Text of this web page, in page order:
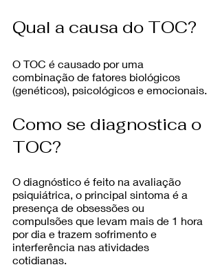
Qual a causa do TOC?
O TOC é causado por uma
combinação de fatores biológicos
(genéticos), psicológicos e emocionais.
Como se diagnostica o
TOC?
O diagnóstico é feito na avaliação
psiquiátrica, o principal sintoma é a
presença de obsessões ou
compulsões que levam mais de 1 hora
por dia e trazem sofrimento e
interferência nas atividades
cotidianas.